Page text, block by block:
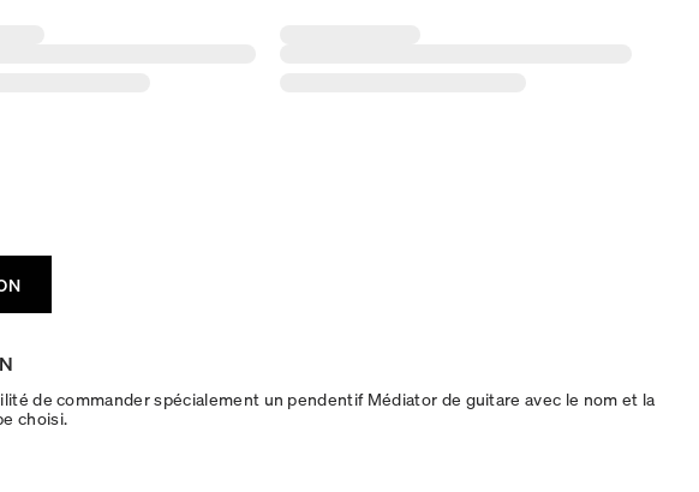
de commander spécialement un pendentif Médiator de guitare avec le nom et la
choisi.